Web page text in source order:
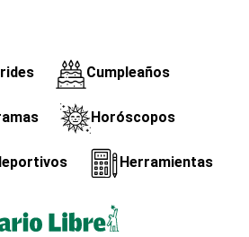
Cumpleaños
Horóscopos
Herramientas